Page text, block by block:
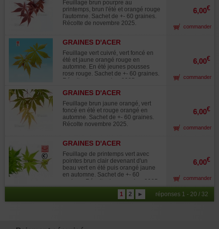
Feuillage brun pourpre au
printemps, brun l'été et orangé rouge
l'automne. Sachet de +- 60 graines.
Récolte de novembre 2025.
6,00€
commander
GRAINES D'ACER
MATSUMURAE KAGA
KUJAKU
Feuillage vert cuivré, vert foncé en
été et jaune orangé rouge en
automne. En été jeunes pousses
rose rouge. Sachet de +- 60 graines.
Récolte de novembre 2025.
6,00€
commander
GRAINES D'ACER
MATSUMURAE MATSUKAZE
Feuillage brun jaune orangé, vert
foncé en été et rouge orangé en
automne. Sachet de +- 60 graines.
Récolte novembre 2025.
6,00€
commander
GRAINES D'ACER
MATSUMURAE MEOTO
Feuillage de printemps vert avec
pointes brun clair devenant d'un
beau vert en été puis orangé jaune
en automne. Sachet de +- 60
graines. Récolte de novembre 2025.
6,00€
commander
1 2 ► réponses 1 - 20 / 32